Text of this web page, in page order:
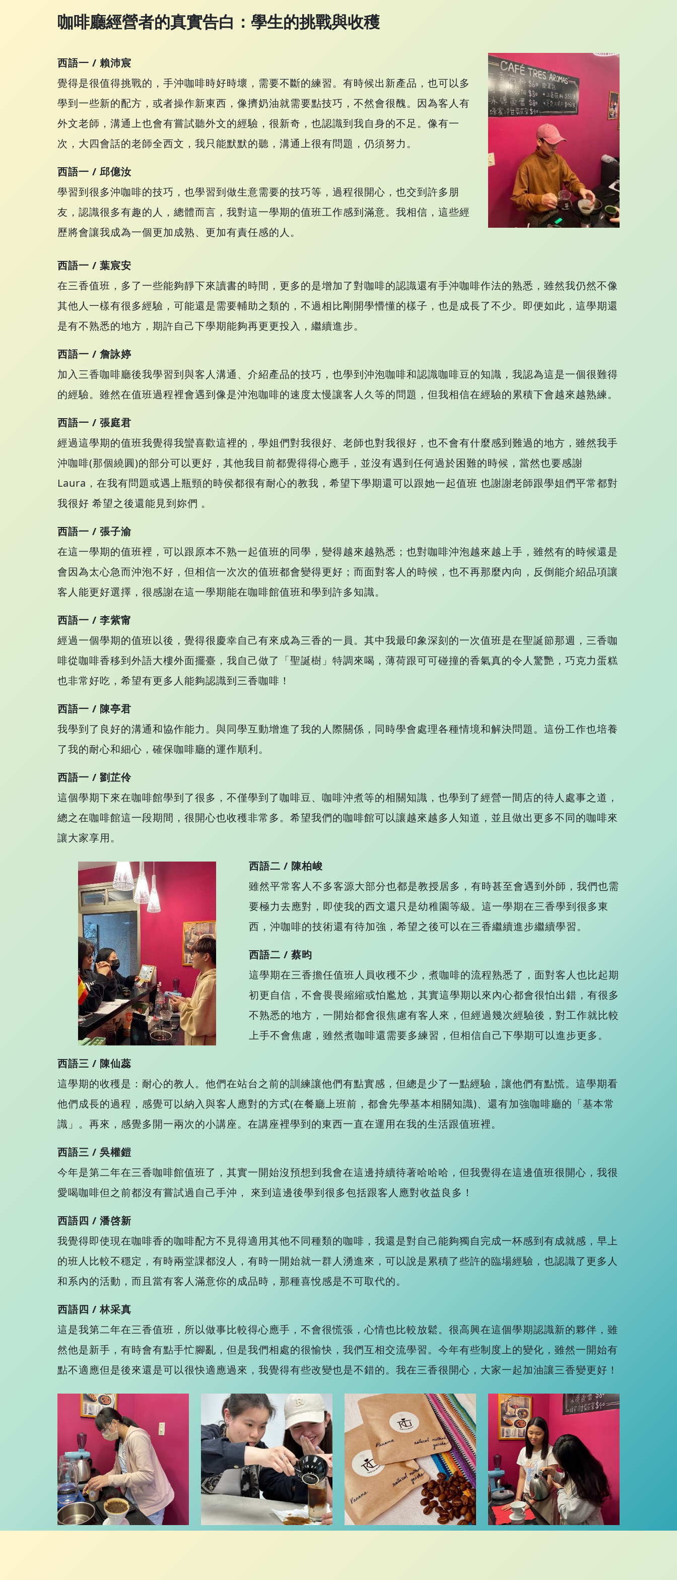
咖啡廳經營者的真實告白：學生的挑戰與收穫
西語一 / 賴沛宸
覺得是很值得挑戰的，手沖咖啡時好時壞，需要不斷的練習。有時候出新產品，也可以多
學到一些新的配方，或者操作新東西，像擠奶油就需要點技巧，不然會很醜。因為客人有
外文老師，溝通上也會有嘗試聽外文的經驗，很新奇，也認識到我自身的不足。像有一
次，大四會話的老師全西文，我只能默默的聽，溝通上很有問題，仍須努力。
西語一 / 邱億汝
學習到很多沖咖啡的技巧，也學習到做生意需要的技巧等，過程很開心，也交到許多朋
友，認識很多有趣的人，總體而言，我對這一學期的值班工作感到滿意。我相信，這些經
歷將會讓我成為一個更加成熟、更加有責任感的人。
西語一 / 葉宸安
在三香值班，多了一些能夠靜下來讀書的時間，更多的是增加了對咖啡的認識還有手沖咖啡作法的熟悉，雖然我仍然不像
其他人一樣有很多經驗，可能還是需要輔助之類的，不過相比剛開學懵懂的樣子，也是成長了不少。即便如此，這學期還
是有不熟悉的地方，期許自己下學期能夠再更更投入，繼續進步。
西語一 / 詹詠婷
加入三香咖啡廳後我學習到與客人溝通、介紹產品的技巧，也學到沖泡咖啡和認識咖啡豆的知識，我認為這是一個很難得
的經驗。雖然在值班過程裡會遇到像是沖泡咖啡的速度太慢讓客人久等的問題，但我相信在經驗的累積下會越來越熟練。
西語一 / 張庭君
經過這學期的值班我覺得我蠻喜歡這裡的，學姐們對我很好、老師也對我很好，也不會有什麼感到難過的地方，雖然我手
沖咖啡(那個繞圓)的部分可以更好，其他我目前都覺得得心應手，並沒有遇到任何過於困難的時候，當然也要感謝
Laura，在我有問題或遇上瓶頸的時侯都很有耐心的教我，希望下學期還可以跟她一起值班 也謝謝老師跟學姐們平常都對
我很好 希望之後還能見到妳們 。
西語一 / 張子渝
在這一學期的值班裡，可以跟原本不熟一起值班的同學，變得越來越熟悉；也對咖啡沖泡越來越上手，雖然有的時候還是
會因為太心急而沖泡不好，但相信一次次的值班都會變得更好；而面對客人的時候，也不再那麼內向，反倒能介紹品項讓
客人能更好選擇，很感謝在這一學期能在咖啡館值班和學到許多知識。
西語一 / 李紫甯
經過一個學期的值班以後，覺得很慶幸自己有來成為三香的一員。其中我最印象深刻的一次值班是在聖誕節那週，三香咖
啡從咖啡香移到外語大樓外面擺臺，我自己做了「聖誕樹」特調來喝，薄荷跟可可碰撞的香氣真的令人驚艷，巧克力蛋糕
也非常好吃，希望有更多人能夠認識到三香咖啡！
西語一 / 陳亭君
我學到了良好的溝通和協作能力。與同學互動增進了我的人際關係，同時學會處理各種情境和解決問題。這份工作也培養
了我的耐心和細心，確保咖啡廳的運作順利。
西語一 / 劉芷伶
這個學期下來在咖啡館學到了很多，不僅學到了咖啡豆、咖啡沖煮等的相關知識，也學到了經營一間店的待人處事之道，
總之在咖啡館這一段期間，很開心也收穫非常多。希望我們的咖啡館可以讓越來越多人知道，並且做出更多不同的咖啡來
讓大家享用。
西語二 / 陳柏峻
雖然平常客人不多客源大部分也都是教授居多，有時甚至會遇到外師，我們也需
要極力去應對，即使我的西文還只是幼稚園等級。這一學期在三香學到很多東
西，沖咖啡的技術還有待加強，希望之後可以在三香繼續進步繼續學習。
西語二 / 蔡昀
這學期在三香擔任值班人員收穫不少，煮咖啡的流程熟悉了，面對客人也比起期
初更自信，不會畏畏縮縮或怕尷尬，其實這學期以來內心都會很怕出錯，有很多
不熟悉的地方，一開始都會很焦慮有客人來，但經過幾次經驗後，對工作就比較
上手不會焦慮，雖然煮咖啡還需要多練習，但相信自己下學期可以進步更多。
西語三 / 陳仙蕊
這學期的收穫是：耐心的教人。他們在站台之前的訓練讓他們有點實感，但總是少了一點經驗，讓他們有點慌。這學期看
他們成長的過程，感覺可以納入與客人應對的方式(在餐廳上班前，都會先學基本相關知識)、還有加強咖啡廳的「基本常
識」。再來，感覺多開一兩次的小講座。在講座裡學到的東西一直在運用在我的生活跟值班裡。
西語三 / 吳權鎧
今年是第二年在三香咖啡館值班了，其實一開始沒預想到我會在這邊持續待著哈哈哈，但我覺得在這邊值班很開心，我很
愛喝咖啡但之前都沒有嘗試過自己手沖， 來到這邊後學到很多包括跟客人應對收益良多！
西語四 / 潘啓新
我覺得即使現在咖啡香的咖啡配方不見得適用其他不同種類的咖啡，我還是對自己能夠獨自完成一杯感到有成就感，早上
的班人比較不穩定，有時兩堂課都沒人，有時一開始就一群人湧進來，可以說是累積了些許的臨場經驗，也認識了更多人
和系內的活動，而且當有客人滿意你的成品時，那種喜悅感是不可取代的。
西語四 / 林采真
這是我第二年在三香值班，所以做事比較得心應手，不會很慌張，心情也比較放鬆。很高興在這個學期認識新的夥伴，雖
然他是新手，有時會有點手忙腳亂，但是我們相處的很愉快，我們互相交流學習。今年有些制度上的變化，雖然一開始有
點不適應但是後來還是可以很快適應過來，我覺得有些改變也是不錯的。我在三香很開心，大家一起加油讓三香變更好！